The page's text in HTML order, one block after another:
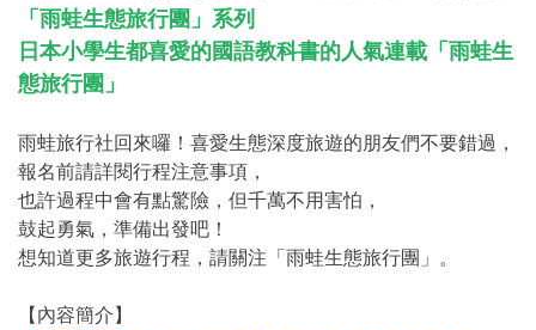
「雨蛙生態旅行團」系列
日本小學生都喜愛的國語教科書的人氣連載「雨蛙生
態旅行團」
雨蛙旅行社回來囉！喜愛生態深度旅遊的朋友們不要錯過，
報名前請詳閱行程注意事項，
也許過程中會有點驚險，但千萬不用害怕，
鼓起勇氣，準備出發吧！
想知道更多旅遊行程，請關注「雨蛙生態旅行團」。
【內容簡介】